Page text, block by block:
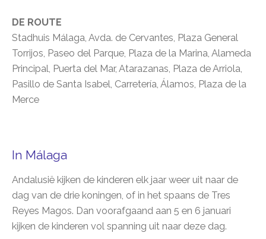
DE ROUTE
Stadhuis Málaga, Avda. de Cervantes, Plaza General
Torrijos, Paseo del Parque, Plaza de la Marina, Alameda
Principal, Puerta del Mar, Atarazanas, Plaza de Arriola,
Pasillo de Santa Isabel, Carretería, Álamos, Plaza de la
Merce
In Málaga
Andalusië kijken de kinderen elk jaar weer uit naar de
dag van de drie koningen, of in het spaans de Tres
Reyes Magos. Dan voorafgaand aan 5 en 6 januari
kijken de kinderen vol spanning uit naar deze dag.